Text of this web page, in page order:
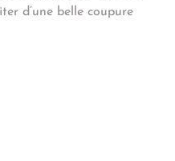
d’une belle coupure